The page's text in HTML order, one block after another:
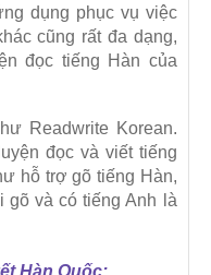
dụng phục vụ việc
cũng rất đa dạng,
đọc tiếng Hàn của
Readwrite Korean.
đọc và viết tiếng
hỗ trợ gõ tiếng Hàn,
gõ và có tiếng Anh là